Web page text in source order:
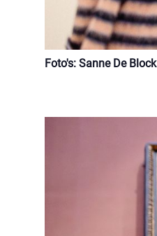
Foto's: Sanne De Block